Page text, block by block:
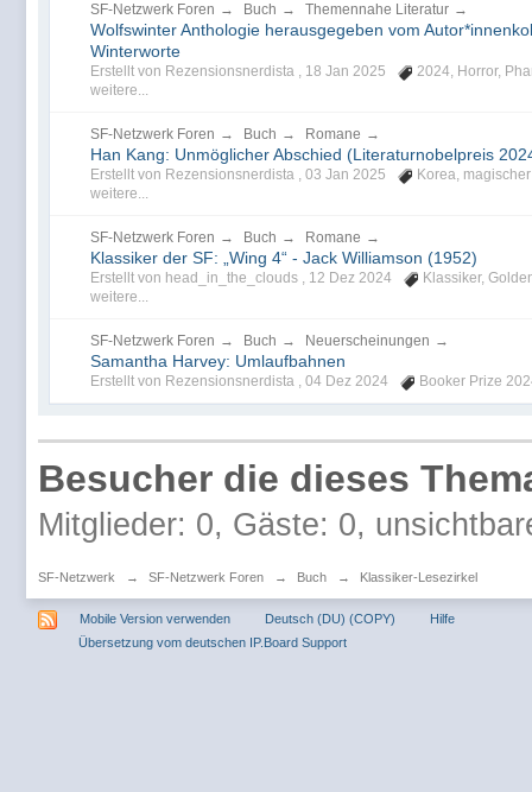
SF-Netzwerk Foren → Buch → Themennahe Literatur →
Wolfswinter Anthologie herausgegeben vom
Winterworte
Erstellt von Rezensionsnerdista , 18 Jan 2025 2024, Horror,
weitere...
SF-Netzwerk Foren → Buch → Romane →
Han Kang: Unmöglicher Abschied (Literaturnobelpreis
Erstellt von Rezensionsnerdista , 03 Jan 2025 Korea,
weitere...
SF-Netzwerk Foren → Buch → Romane →
Klassiker der SF: „Wing 4“ - Jack Williamson (1952)
Erstellt von head_in_the_clouds , 12 Dez 2024 Klassiker,
weitere...
SF-Netzwerk Foren → Buch → Neuerscheinungen →
Samantha Harvey: Umlaufbahnen
Erstellt von Rezensionsnerdista , 04 Dez 2024 Booker Prize
Besucher die dieses
Mitglieder: 0, Gäste: 0,
SF-Netzwerk → SF-Netzwerk Foren → Buch → Klassiker-Lesezirkel
Mobile Version verwenden Deutsch (DU) (COPY)
Hilfe
Übersetzung vom deutschen IP.Board Support